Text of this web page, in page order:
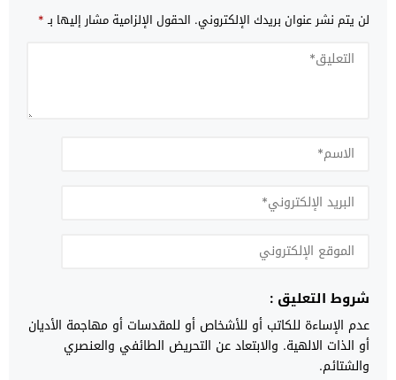
لن يتم نشر عنوان بريدك الإلكتروني. الحقول الإلزامية مشار إليها بـ*
شروط التعليق :
عدم الإساءة للكاتب أو للأشخاص أو للمقدسات أو مهاجمة الأديان
أو الذات الالهية. والابتعاد عن التحريض الطائفي والعنصري
والشتائم.